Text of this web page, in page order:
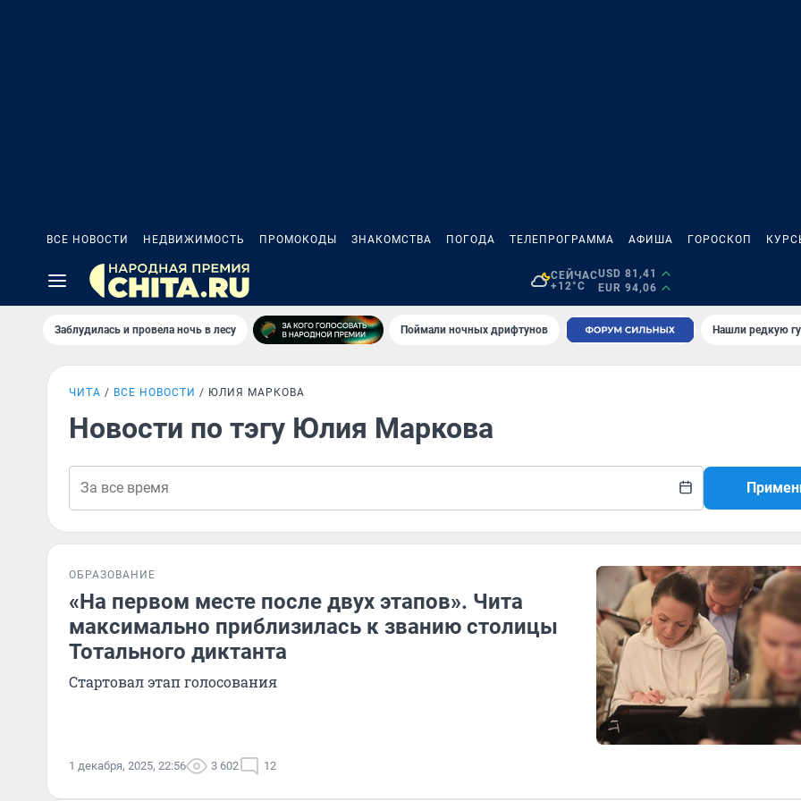
ВСЕ НОВОСТИ НЕДВИЖИМОСТЬ ПРОМОКОДЫ ЗНАКОМСТВА ПОГОДА ТЕЛЕПРОГРАММА АФИША ГОРОСКОП
СЕЙЧАС
+12°C
USD 81,41
EUR 94,06
Заблудилась и провела ночь в лесу Поймали ночных дрифтунов Нашли редкую
ЧИТА ВСЕ НОВОСТИ ЮЛИЯ МАРКОВА
Новости по тэгу Юлия Маркова
ОБРАЗОВАНИЕ
«На первом месте после двух этапов». Чита
максимально приблизилась к званию столицы
Тотального диктанта
Стартовал этап голосования
1 декабря, 2025, 22:56 3 602 12